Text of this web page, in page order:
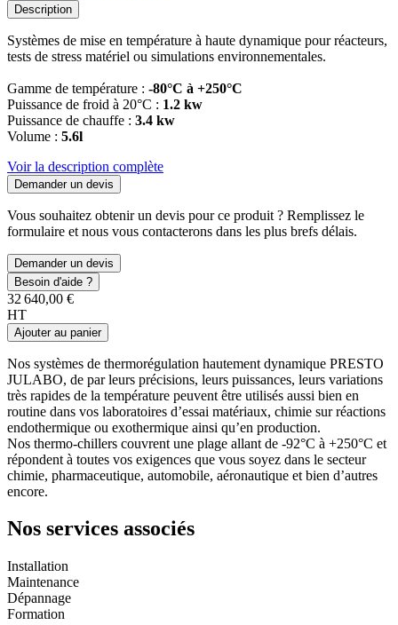
Description
Systèmes de mise en température à haute dynamique pour réacteurs,
tests de stress matériel ou simulations environnementales.
Gamme de température : -80°C à +250°C
Puissance de froid à 20°C : 1.2 kw
Puissance de chauffe : 3.4 kw
Volume : 5.6l
Voir la description complète
Demander un devis
Vous souhaitez obtenir un devis pour ce produit ? Remplissez le
formulaire et nous vous contacterons dans les plus brefs délais.
Demander un devis
Besoin d'aide ?
32 640,00 €
HT
Ajouter au panier
Nos systèmes de thermorégulation hautement dynamique PRESTO
JULABO, de par leurs précisions, leurs puissances, leurs variations
très rapides de la température peuvent être utilisés aussi bien en
routine dans vos laboratoires d’essai matériaux, chimie sur réactions
endothermique ou exothermique ainsi qu’en production.
Nos thermo-chillers couvrent une plage allant de -92°C à +250°C et
répondent à toutes vos exigences que vous soyez dans le secteur
chimie, pharmaceutique, automobile, aéronautique et bien d’autres
encore.
Nos services associés
Installation
Maintenance
Dépannage
Formation